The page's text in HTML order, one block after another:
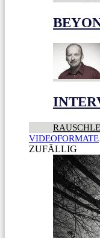
VIDEOFORMATE
ZUFÄLLIG